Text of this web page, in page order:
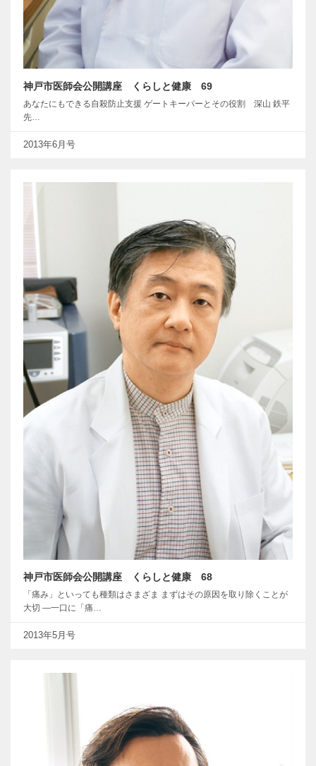
神戸市医師会公開講座 くらしと健康 69
あなたにもできる自殺防止支援 ゲートキーパーとその役割 深山 鉄平
先…
2013年6月号
神戸市医師会公開講座 くらしと健康 68
「痛み」といっても種類はさまざま まずはその原因を取り除くことが
大切 ―一口に「痛…
2013年5月号